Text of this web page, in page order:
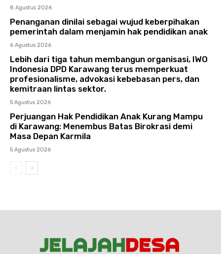
8 Agustus 2026
Penanganan dinilai sebagai wujud keberpihakan
pemerintah dalam menjamin hak pendidikan anak
6 Agustus 2026
Lebih dari tiga tahun membangun organisasi, IWO
Indonesia DPD Karawang terus memperkuat
profesionalisme, advokasi kebebasan pers, dan
kemitraan lintas sektor.
5 Agustus 2026
Perjuangan Hak Pendidikan Anak Kurang Mampu
di Karawang: Menembus Batas Birokrasi demi
Masa Depan Karmila
5 Agustus 2026